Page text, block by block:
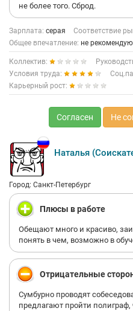
не более того. Сброд.
Зарплата: серая Соответствие
Общее впечатление: не рекомендую
Коллектив:
Условия труда:
Карьерный рост:
Согласен Не
Наталья
Город: Санкт-Петербург
Плюсы в работе
Обещают много и красиво,
понять в чем, возможно в
Отрицательные
Сумбурно проводят
предлагают пройти